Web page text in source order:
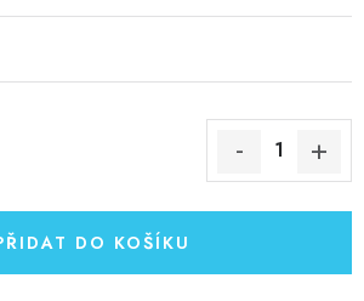
DO KOŠÍKU